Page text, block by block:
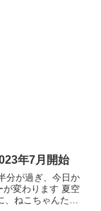
年7月開始
分が過ぎ、今日か
が変わります 夏空
ねこちゃんたち